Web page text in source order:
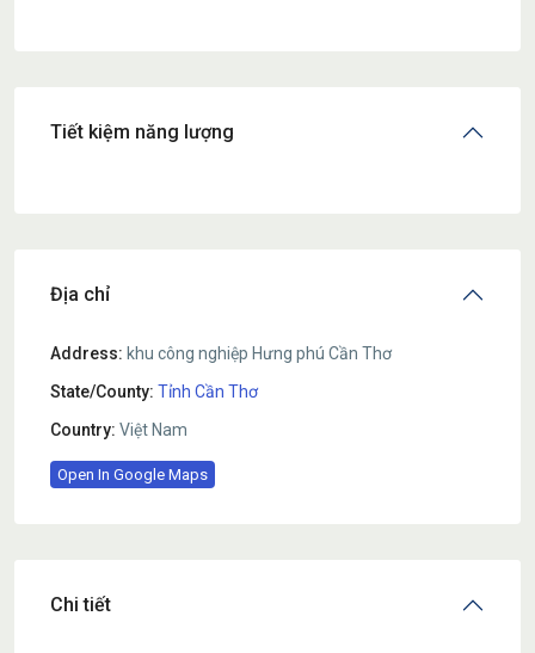
Tiết kiệm năng lượng
Địa chỉ
Address: khu công nghiệp Hưng phú Cần Thơ
State/County: Tỉnh Cần Thơ
Country: Việt Nam
Open In Google Maps
Chi tiết